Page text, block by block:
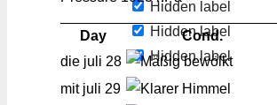
Hidden label
Hidden label
Hidden label
Day Cond.
die juli 28
mit juli 29